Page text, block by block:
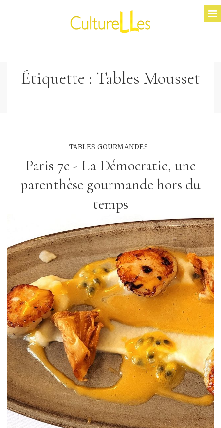
Étiquette : Tables Mousset
TABLES GOURMANDES
Paris 7e - La Démocratie, une
parenthèse gourmande hors du
temps